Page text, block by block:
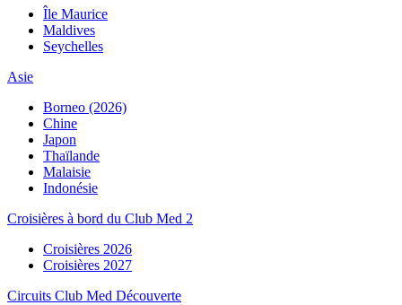
Île Maurice
Maldives
Seychelles
Asie
Borneo (2026)
Chine
Japon
Thaïlande
Malaisie
Indonésie
Croisières à bord du Club Med 2
Croisières 2026
Croisières 2027
Circuits Club Med Découverte